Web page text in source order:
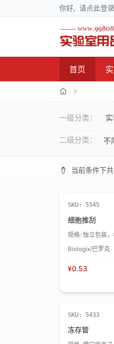
你好, 请点此登录
首页
一级分类：
二级分类： 不
当前条件下
SKU: 5545
细胞推刮
规格: 独立包装
Biologix/巴罗克
¥0.53
SKU: 5433
冻存管